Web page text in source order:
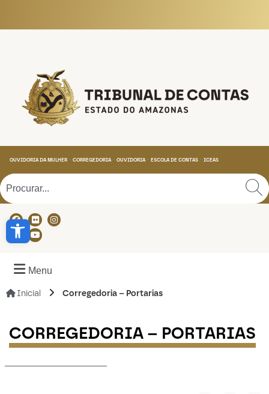
Abrir a barra de ferramentas
OUVIDORIA DA MULHER CORREGEDORIA OUVIDORIA ESCOLA DE CONTAS ICEAS
Menu
Inicial Corregedoria – Portarias
CORREGEDORIA – PORTARIAS